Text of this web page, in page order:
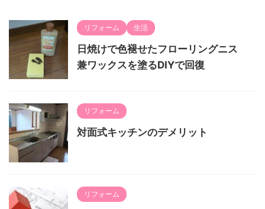
リフォーム 生活
日焼けで色褪せたフローリングニス
兼ワックスを塗るDIYで回復
リフォーム
対面式キッチンのデメリット
リフォーム